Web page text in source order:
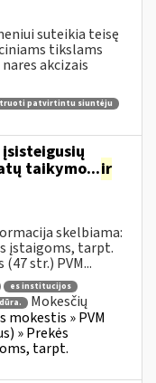
suteikia teisę
tikslams
akcizais
patvirtintu siuntėju
taikymo...ir
skelbiama:
įstaigoms, tarpt.
str.) PVM...
es institucijos
Mokesčių
mokestis » PVM
» Prekės
tarpt.